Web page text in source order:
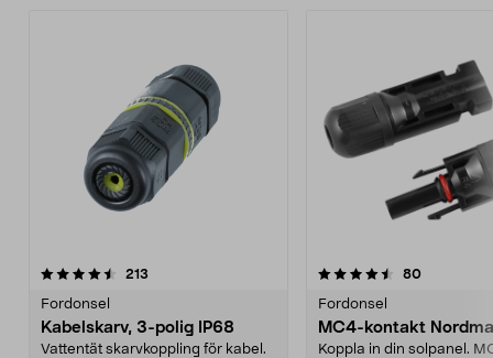
213
Fordonsel
Kabelskarv, 3-polig IP68
Vattentät skarvkoppling för kabel.
4.5 av 5 stjärnor 80
Fordonsel
MC4-kontakt
Koppla in din solpanel.
4.0 av 5 stjärnor